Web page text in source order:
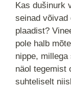
Kas dušinurk
seinad võivad
plaadist?
pole halb
nippe,
näol tegemist
suhteliselt